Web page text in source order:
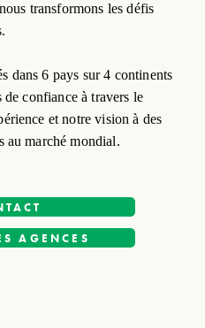
transformons les défis
dans 6 pays sur 4 continents
de confiance à travers le
et notre vision à des
au marché mondial.
AGENCES